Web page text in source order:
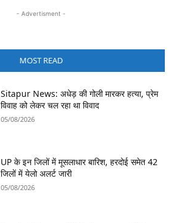
- Advertisment -
MOST READ
Sitapur News: अधेड़ की गोली मारकर हत्या, प्रेम
विवाह को लेकर चल रहा था विवाद
05/08/2026
UP के इन जिलों में मूसलाधार बारिश, हरदोई समेत 42
जिलों में येलो अलर्ट जारी
05/08/2026